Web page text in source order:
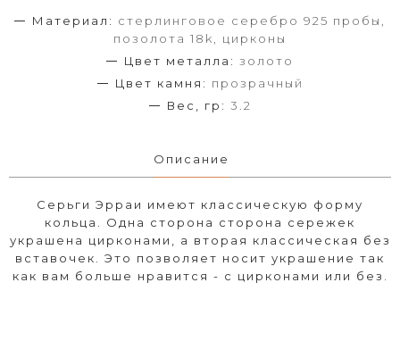
Материал: стерлинговое серебро 925 пробы,
позолота 18k, цирконы
Цвет металла: золото
Цвет камня: прозрачный
Вес, гр: 3.2
Описание
Серьги Эрраи имеют классическую форму
кольца. Одна сторона сторона сережек
украшена цирконами, а вторая классическая без
вставочек. Это позволяет носит украшение так
как вам больше нравится - с цирконами или без.